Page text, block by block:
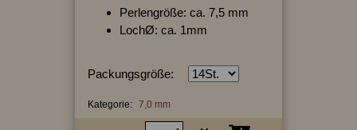
Perlengröße: ca. 7,5 mm
LochØ: ca. 1mm
Packungsgröße:
Kategorie: 7,0 mm